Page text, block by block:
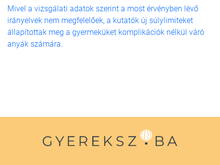
Mivel a vizsgálati adatok szerint a most érvényben lévő
irányelvek nem megfelelőek, a kutatók új súlylimiteket
állapítottak meg a gyermeküket komplikációk nélkül váró
anyák számára.